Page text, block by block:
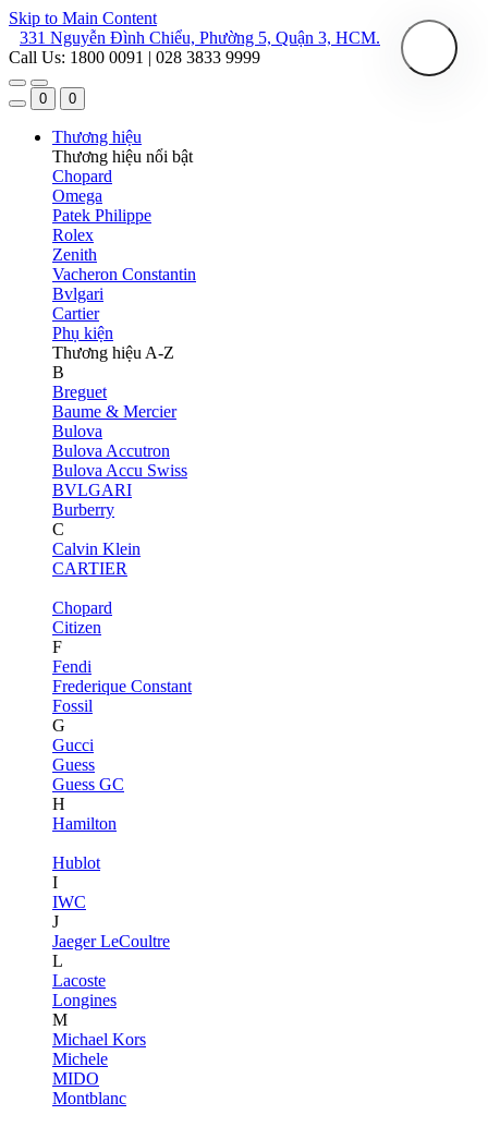
Skip to Main Content
331 Nguyễn Đình Chiểu, Phường 5, Quận 3, HCM.
Call Us: 1800 0091 | 028 3833 9999
0 0
Thương hiệu
Thương hiệu nổi bật
Chopard
Omega
Patek Philippe
Rolex
Zenith
Vacheron Constantin
Bvlgari
Cartier
Phụ kiện
Thương hiệu A-Z
B
Breguet
Baume & Mercier
Bulova
Bulova Accutron
Bulova Accu Swiss
BVLGARI
Burberry
C
Calvin Klein
CARTIER
Chopard
Citizen
F
Fendi
Frederique Constant
Fossil
G
Gucci
Guess
Guess GC
H
Hamilton
Hublot
I
IWC
J
Jaeger LeCoultre
L
Lacoste
Longines
M
Michael Kors
Michele
MIDO
Montblanc